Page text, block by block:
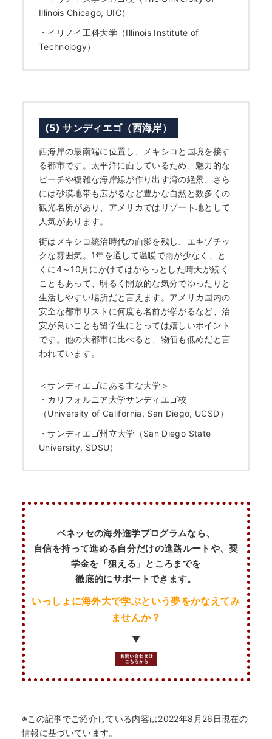
Illinois Chicago, UIC）
・ イリノイ工科大学（Illinois Institute of
Technology）
(5) サンディエゴ（西海岸）
西海岸の最南端に位置し、メキシコと国境を接す
る都市です。太平洋に面しているため、魅力的な
ビーチや複雑な海岸線が作り出す湾の絶景、さら
には砂漠地帯も広がるなど豊かな自然と数多くの
観光名所があり、アメリカではリゾート地として
人気があります。
街はメキシコ統治時代の面影を残し、エキゾチッ
クな雰囲気。1年を通して温暖で雨が少なく、と
くに4～10月にかけてはからっとした晴天が続く
こともあって、明るく開放的な気分でゆったりと
生活しやすい場所だと言えます。アメリカ国内の
安全な都市リストに何度も名前が挙がるなど、治
安が良いことも留学生にとっては嬉しいポイント
です。他の大都市に比べると、物価も低めだと言
われています。
＜サンディエゴにある主な大学＞
・ カリフォルニア大学サンディエゴ校
（University of California, San Diego, UCSD）
・サンディエゴ州立大学（San Diego State
University, SDSU）
ベネッセの海外進学プログラムなら、
自信を持って進める自分だけの進路ルートや、奨
学金を「狙える」ところまでを
徹底的にサポートできます。
いっしょに海外大で学ぶという夢をかなえてみ
ませんか？
▼
※この記事でご紹介している内容は2022年8月26日現在の
情報に基づいています。